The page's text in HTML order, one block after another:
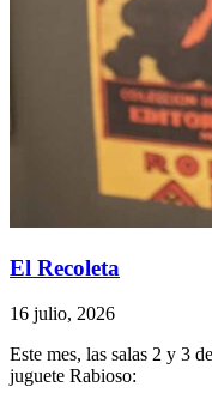
El Recoleta
16 julio, 2026
Este mes, las salas 2 y 3
juguete Rabioso: